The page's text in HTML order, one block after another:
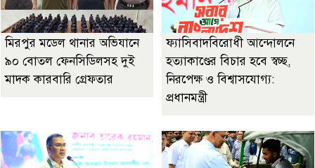
মিরপুর মডেল থানার অভিযানে
৯০ বোতল ফেনসিডিলসহ দুই
মাদক কারবারি গ্রেফতার
ফ্যাসিবাদবিরোধী আন্দোলনে
হত্যাকাণ্ডের বিচার হবে স্বচ্ছ,
নিরপেক্ষ ও বিশ্বাসযোগ্য:
প্রধানমন্ত্রী